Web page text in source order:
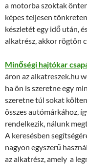
a motorba szoktak
képes teljesen
készletét egy idő után,
alkatrész, akkor rögtön
Minőségi hajtókar
áron az alkatreszek.hu
ha ön is szeretne egy
szeretne túl sokat
összes autómárkához,
rendelkezik, nálunk
A keresésben
nagyon egyszerű
az alkatrész, amely a